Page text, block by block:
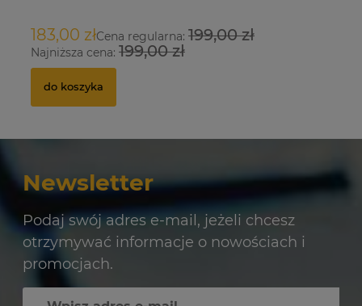
183,00 złCena regularna: 199,00 zł
Najniższa cena: 199,00 zł
do koszyka
Newsletter
Podaj swój adres e-mail, jeżeli chcesz
otrzymywać informacje o nowościach i
promocjach.